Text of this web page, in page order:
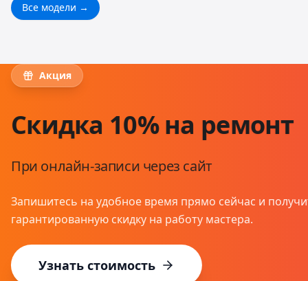
Все модели →
Акция
Скидка 10% на ремонт
При онлайн-записи через сайт
Запишитесь на удобное время прямо сейчас и
гарантированную скидку на работу мастера.
Узнать стоимость